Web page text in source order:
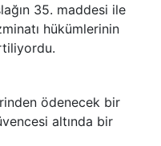
35. maddesi ile
hükümlerinin
ödenecek bir
altında bir